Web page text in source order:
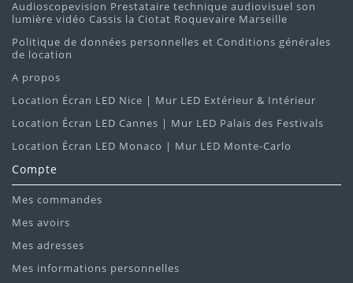
Audioscopevision Prestataire technique audiovisuel son
lumière vidéo Cassis la Ciotat Roquevaire Marseille
Politique de données personnelles et Conditions générales
de location
A propos
Location Écran LED Nice | Mur LED Extérieur & Intérieur
Location Écran LED Cannes | Mur LED Palais des Festivals
Location Écran LED Monaco | Mur LED Monte-Carlo
Compte
Mes commandes
Mes avoirs
Mes adresses
Mes informations personnelles